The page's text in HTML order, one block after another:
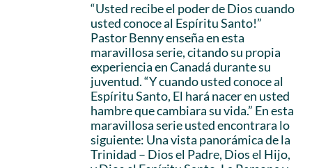
“Usted recibe el poder de Dios cuando
usted conoce al Espíritu Santo!”
Pastor Benny enseña en esta
maravillosa serie, citando su propia
experiencia en Canadá durante su
juventud. “Y cuando usted conoce al
Espíritu Santo, El hará nacer en usted
hambre que cambiara su vida.” En esta
maravillosa serie usted encontrara lo
siguiente: Una vista panorámica de la
Trinidad – Dios el Padre, Dios el Hijo,